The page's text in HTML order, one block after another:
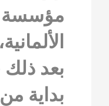
بعد
بداية